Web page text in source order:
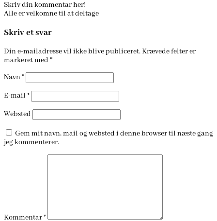
Skriv din kommentar her!
Alle er velkomne til at deltage
Skriv et svar
Din e-mailadresse vil ikke blive publiceret.Krævede felter er
markeret med *
Navn*
E-mail *
Websted
Gem mit navn, mail og websted i denne browser til næste gang
jeg kommenterer.
Kommentar*